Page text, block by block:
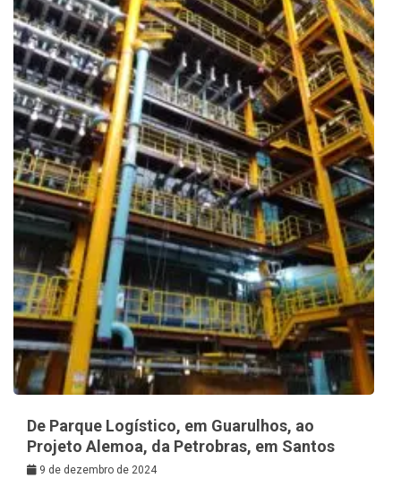
De Parque Logístico, em Guarulhos, ao
Projeto Alemoa, da Petrobras, em Santos
9 de dezembro de 2024